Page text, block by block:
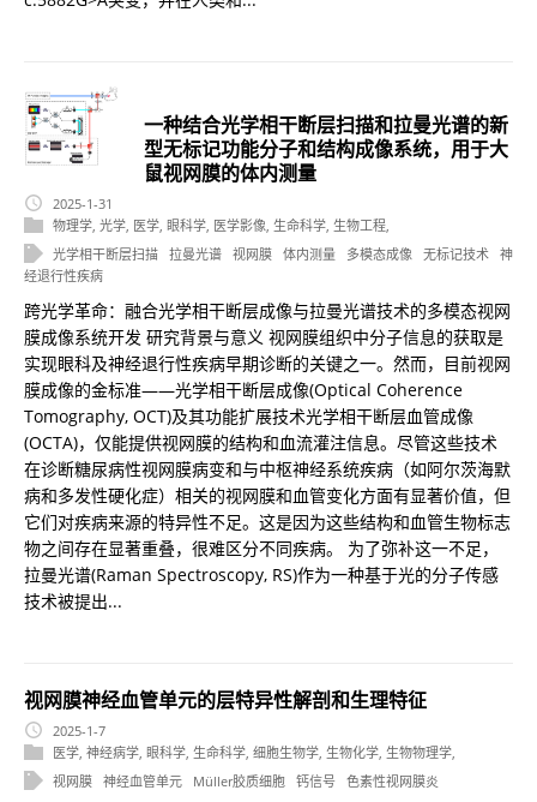
一种结合光学相干断层扫描和拉曼光谱的新
型无标记功能分子和结构成像系统，用于大
鼠视网膜的体内测量
2025-1-31
物理学 光学 医学 眼科学 医学影像 生命科学 生物工程
光学相干断层扫描 拉曼光谱 视网膜 体内测量 多模态成像 无标记技术 神
经退行性疾病
跨光学革命：融合光学相干断层成像与拉曼光谱技术的多模态视网
膜成像系统开发 研究背景与意义 视网膜组织中分子信息的获取是
实现眼科及神经退行性疾病早期诊断的关键之一。然而，目前视网
膜成像的金标准——光学相干断层成像(Optical Coherence
Tomography, OCT)及其功能扩展技术光学相干断层血管成像
(OCTA)，仅能提供视网膜的结构和血流灌注信息。尽管这些技术
在诊断糖尿病性视网膜病变和与中枢神经系统疾病（如阿尔茨海默
病和多发性硬化症）相关的视网膜和血管变化方面有显著价值，但
它们对疾病来源的特异性不足。这是因为这些结构和血管生物标志
物之间存在显著重叠，很难区分不同疾病。 为了弥补这一不足，
拉曼光谱(Raman Spectroscopy, RS)作为一种基于光的分子传感
技术被提出...
视网膜神经血管单元的层特异性解剖和生理特征
2025-1-7
医学 神经病学 眼科学 生命科学 细胞生物学 生物化学 生物物理学
视网膜 神经血管单元 Müller胶质细胞 钙信号 色素性视网膜炎